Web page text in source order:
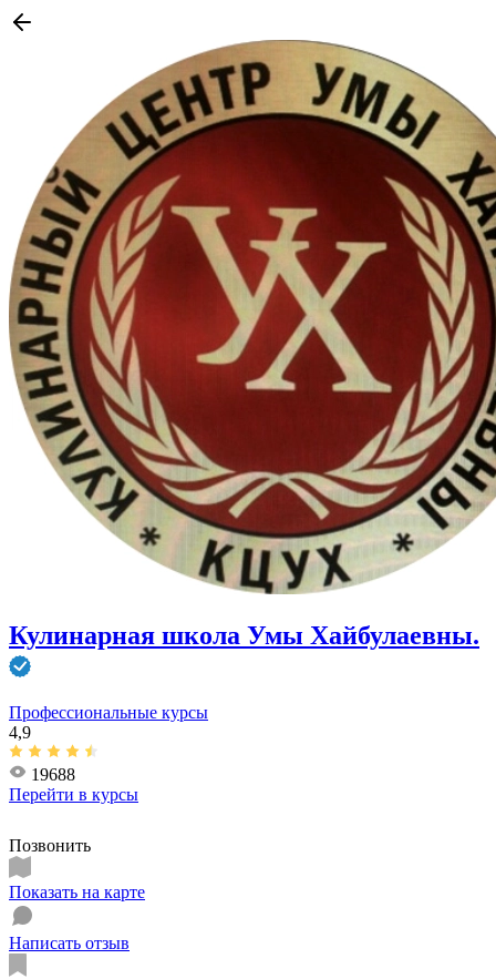
Кулинарная школа Умы Хайбулаевны.
Профессиональные курсы
4,9
19688
Перейти в курсы
Позвонить
Показать на карте
Написать отзыв